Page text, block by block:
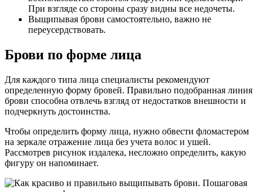
При взгляде со стороны сразу видны все недочеты.
Выщипывая брови самостоятельно, важно не
переусердствовать.
Брови по форме лица
Для каждого типа лица специалисты рекомендуют
определенную форму бровей. Правильно подобранная линия
брови способна отвлечь взгляд от недостатков внешности и
подчеркнуть достоинства.
Чтобы определить форму лица, нужно обвести фломастером
на зеркале отражение лица без учета волос и ушей.
Рассмотрев рисунок издалека, несложно определить, какую
фигуру он напоминает.